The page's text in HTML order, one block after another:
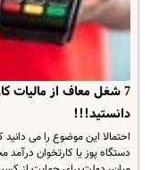
7 شغل معاف از مالیات
دانستید!!!
احتمالا این موضوع را می
دستگاه پوز یا کارتخوان